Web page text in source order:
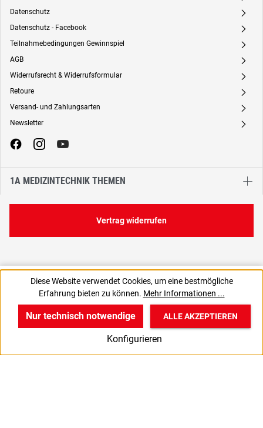
18,09 €
72,36 € / 1 Liter
Datenschutz A
Datenschutz - Facebook A
Teilnahmebedingungen Gewinnspiel A
AGB A
Widerrufsrecht & Widerrufsformular A
Retoure A
Versand- und Zahlungsarten A
Newsletter A
1A MEDIZINTECHNIK THEMEN
Vertrag widerrufen
Diese Website verwendet Cookies, um eine bestmögliche
Erfahrung bieten zu können. Mehr Informationen ...
Nur technisch notwendige
Konfigurieren
ALLE AKZEPTIEREN
v
Produkte
B